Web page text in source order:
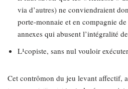
via d’autres) ne conviendraient
porte-monnaie et en compagnie
annexes qui abusent l’intégralité
L¹copiste, sans nul vouloir
Cet contrômon du jeu levant affectif,